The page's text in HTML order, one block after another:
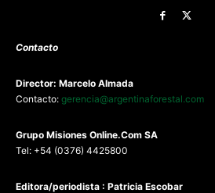
Contacto
Director: Marcelo Almada
Contacto: gerencia@argentinaforestal.com
Grupo Misiones Online.Com SA
Tel: +54 (0376) 4425800
Editora/periodista : Patricia Escobar